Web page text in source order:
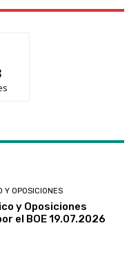
Y OPOSICIONES
y Oposiciones
el BOE 19.07.2026